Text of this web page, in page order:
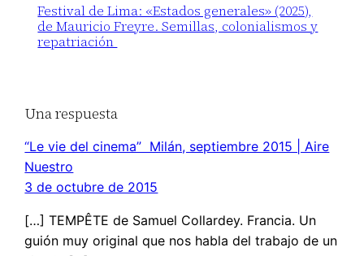
Festival de Lima: «Estados generales» (2025),
de Mauricio Freyre. Semillas, colonialismos y
repatriación
Una respuesta
“Le vie del cinema” Milán, septiembre 2015 | Aire
Nuestro
3 de octubre de 2015
[…] TEMPÊTE de Samuel Collardey. Francia. Un
guión muy original que nos habla del trabajo de un